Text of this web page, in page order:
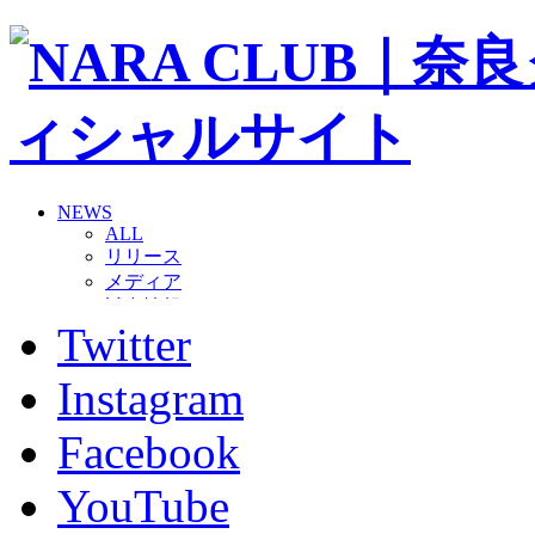
NEWS
ALL
リリース
メディア
グッズ
ファンコミュニティ
ホームタウン
コラム
その他
TEAM
2026/27トップチーム
2026/27トップチームスタッフ
Twitter
Instagram
Facebook
YouTube